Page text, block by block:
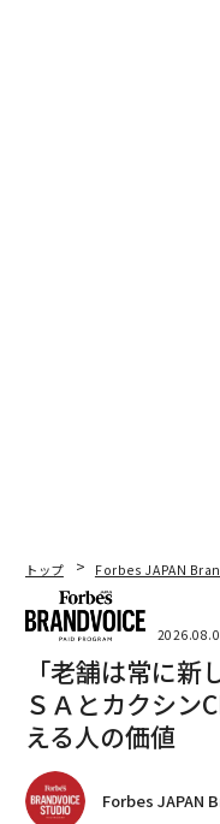
トップ Forbes JAPAN
「老舗は常に
ＳＡとカクシン
える人の価値
Forbes JAPAN